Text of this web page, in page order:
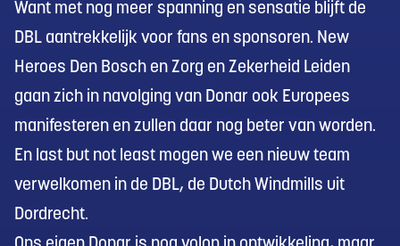
Want met nog meer spanning en sensatie blijft de
DBL aantrekkelijk voor fans en sponsoren. New
Heroes Den Bosch en Zorg en Zekerheid Leiden
gaan zich in navolging van Donar ook Europees
manifesteren en zullen daar nog beter van worden.
En last but not least mogen we een nieuw team
verwelkomen in de DBL, de Dutch Windmills uit
Dordrecht.